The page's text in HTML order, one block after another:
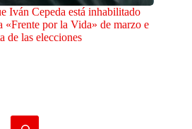
Iván Cepeda está inhabilitado
«Frente por la Vida» de marzo e
de las elecciones